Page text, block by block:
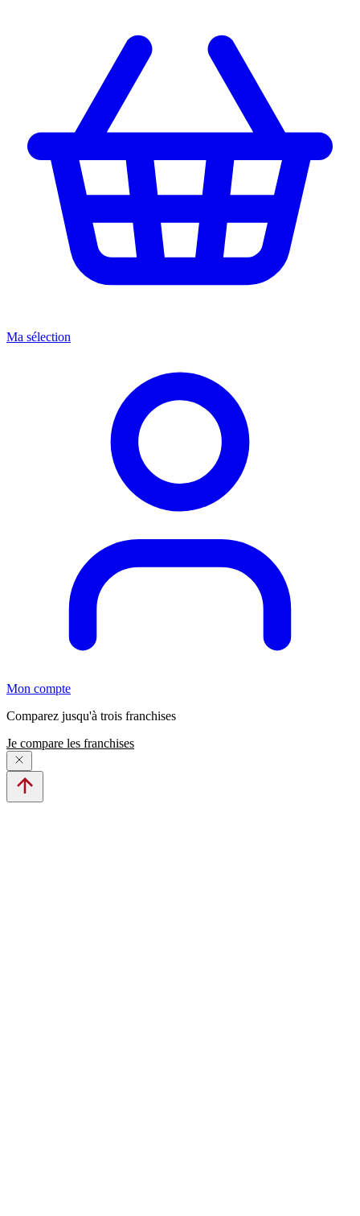
Ma sélection
Mon compte
Comparez jusqu'à trois franchises
Je compare les franchises